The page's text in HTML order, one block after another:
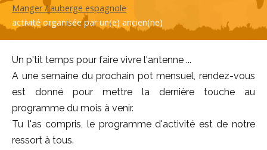
Manger / auberge espagnole
activité organisée par un(e) ancien(ne)
Un p'tit temps pour faire vivre l'antenne ...
A une semaine du prochain pot mensuel, rendez-vous
est donné pour mettre la dernière touche au
programme du mois à venir.
Tu l'as compris, le programme d'activité est de notre
ressort à tous.